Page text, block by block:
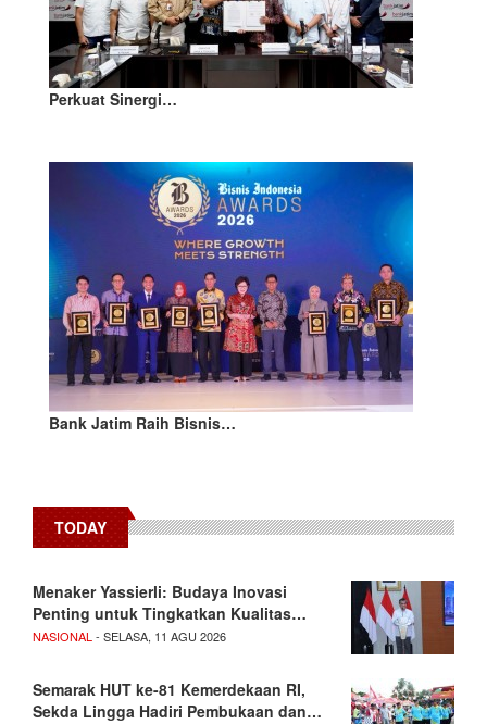
Perkuat Sinergi…
Bank Jatim Raih Bisnis…
TODAY
Menaker Yassierli: Budaya Inovasi
Penting untuk Tingkatkan Kualitas…
NASIONAL- SELASA, 11 AGU 2026
Semarak HUT ke-81 Kemerdekaan RI,
Sekda Lingga Hadiri Pembukaan dan…